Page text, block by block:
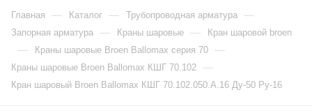
Главная — Каталог — Трубопроводная арматура —
Запорная арматура — Краны шаровые — Кран шаровой broen
— Краны шаровые Broen Ballomax серия 70 —
Краны шаровые Broen Ballomax КШГ 70.102 —
Кран шаровый Broen Ballomax КШГ 70.102.050.А.16 Ду-50 Ру-16